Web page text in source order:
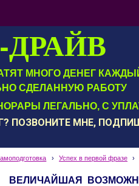
МНОГО ДЕНЕГ
ЛЕГАЛЬНО, С
СДЕЛАННУЮ РАБОТУ
ПОЗВОНИТЕ МНЕ,
› Успех в первой фразе ›
ВЕЛИЧАЙШАЯ